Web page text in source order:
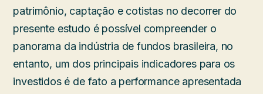
patrimônio, captação e cotistas no decorrer do
presente estudo é possível compreender o
panorama da indústria de fundos brasileira, no
entanto, um dos principais indicadores para os
investidos é de fato a performance apresentada